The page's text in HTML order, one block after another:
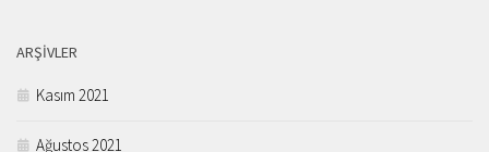
ARŞIVLER
Kasım 2021
Ağustos 2021